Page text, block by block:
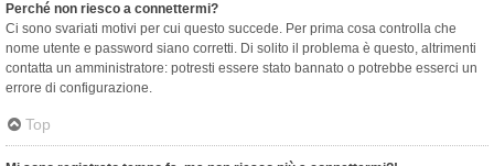
Perché non riesco a connettermi?
Ci sono svariati motivi per cui questo succede. Per prima cosa controlla che
nome utente e password siano corretti. Di solito il problema è questo, altrimenti
contatta un amministratore: potresti essere stato bannato o potrebbe esserci un
errore di configurazione.
Top